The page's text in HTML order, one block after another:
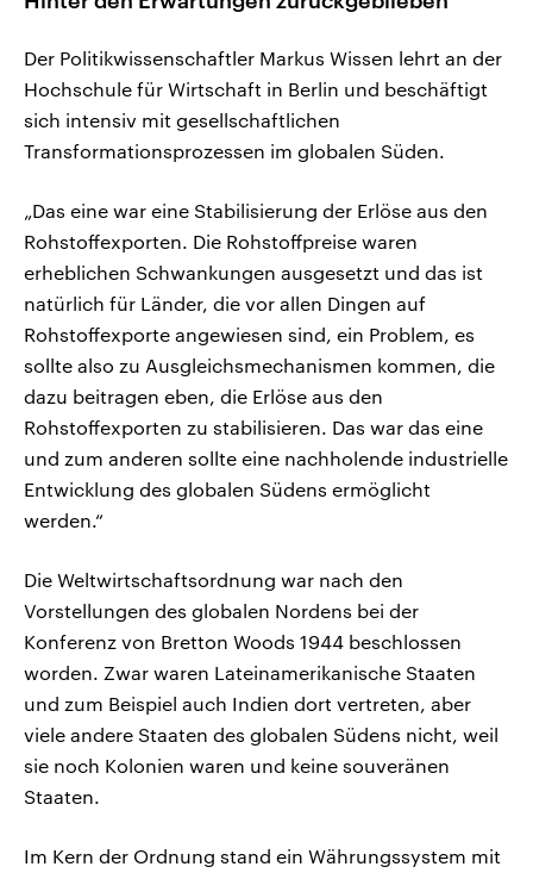
Der Politikwissenschaftler Markus Wissen lehrt an der
Hochschule für Wirtschaft in Berlin und beschäftigt
sich intensiv mit gesellschaftlichen
Transformationsprozessen im globalen Süden.
„Das eine war eine Stabilisierung der Erlöse aus den
Rohstoffexporten. Die Rohstoffpreise waren
erheblichen Schwankungen ausgesetzt und das ist
natürlich für Länder, die vor allen Dingen auf
Rohstoffexporte angewiesen sind, ein Problem, es
sollte also zu Ausgleichsmechanismen kommen, die
dazu beitragen eben, die Erlöse aus den
Rohstoffexporten zu stabilisieren. Das war das eine
und zum anderen sollte eine nachholende industrielle
Entwicklung des globalen Südens ermöglicht
werden.“
Die Weltwirtschaftsordnung war nach den
Vorstellungen des globalen Nordens bei der
Konferenz von Bretton Woods 1944 beschlossen
worden. Zwar waren Lateinamerikanische Staaten
und zum Beispiel auch Indien dort vertreten, aber
viele andere Staaten des globalen Südens nicht, weil
sie noch Kolonien waren und keine souveränen
Staaten.
Im Kern der Ordnung stand ein Währungssystem mit